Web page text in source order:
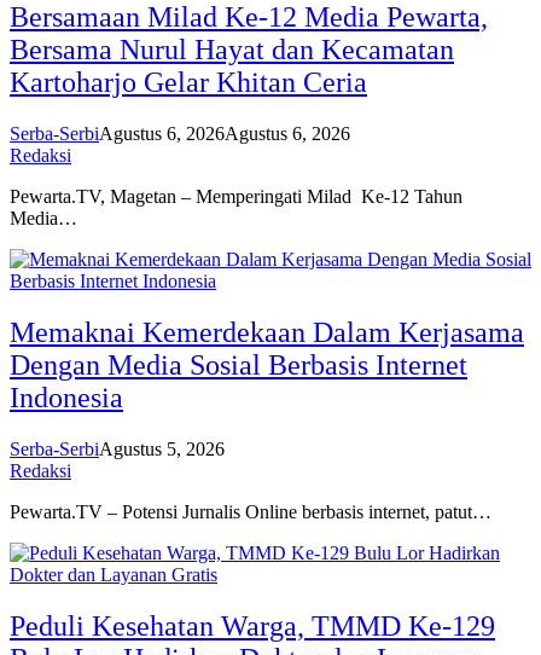
Bersamaan Milad Ke-12 Media Pewarta,
Bersama Nurul Hayat dan Kecamatan
Kartoharjo Gelar Khitan Ceria
Serba-SerbiAgustus 6, 2026Agustus 6, 2026
Redaksi
Pewarta.TV, Magetan – Memperingati Milad Ke-12 Tahun
Media…
Memaknai Kemerdekaan Dalam Kerjasama
Dengan Media Sosial Berbasis Internet
Indonesia
Serba-SerbiAgustus 5, 2026
Redaksi
Pewarta.TV – Potensi Jurnalis Online berbasis internet, patut…
Peduli Kesehatan Warga, TMMD Ke-129